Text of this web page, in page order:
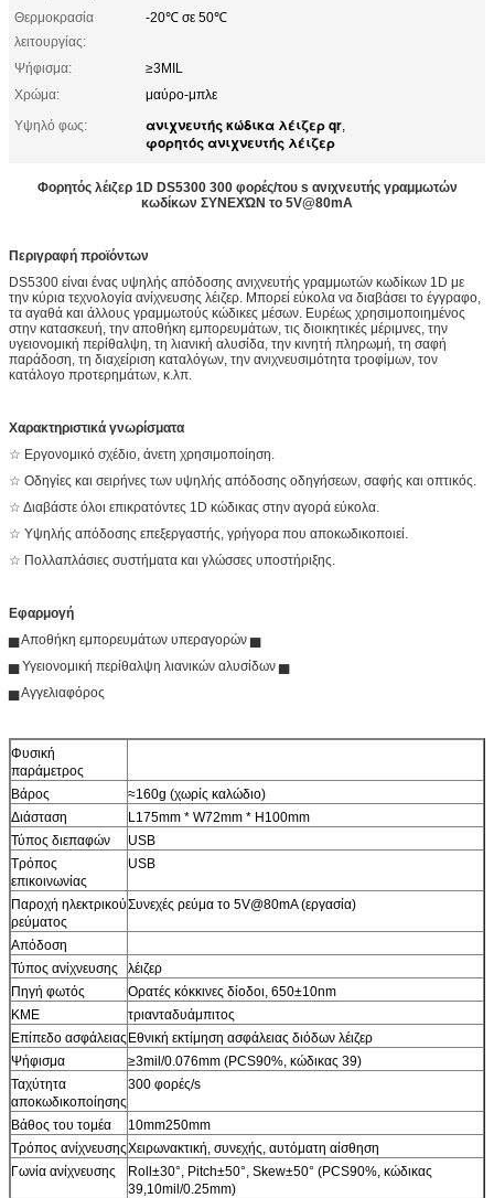
Θερμοκρασία
λειτουργίας:
-20℃ σε 50℃
Ψήφισμα:
≥3MIL
Χρώμα:
μαύρο-μπλε
Υψηλό φως:
ανιχνευτής κώδικα λέιζερ qr,
φορητός ανιχνευτής λέιζερ
Φορητός λέιζερ 1D DS5300 300 φορές/του s ανιχνευτής γραμμωτών
κωδίκων ΣΥΝΕΧΏΝ το 5V@80mA
Περιγραφή προϊόντων
DS5300 είναι ένας υψηλής απόδοσης ανιχνευτής γραμμωτών κωδίκων 1D με
την κύρια τεχνολογία ανίχνευσης λέιζερ. Μπορεί εύκολα να διαβάσει το έγγραφο,
τα αγαθά και άλλους γραμμωτούς κώδικες μέσων. Ευρέως χρησιμοποιημένος
στην κατασκευή, την αποθήκη εμπορευμάτων, τις διοικητικές μέριμνες, την
υγειονομική περίθαλψη, τη λιανική αλυσίδα, την κινητή πληρωμή, τη σαφή
παράδοση, τη διαχείριση καταλόγων, την ανιχνευσιμότητα τροφίμων, τον
κατάλογο προτερημάτων, κ.λπ.
Χαρακτηριστικά γνωρίσματα
☆ Εργονομικό σχέδιο, άνετη χρησιμοποίηση.
☆ Οδηγίες και σειρήνες των υψηλής απόδοσης οδηγήσεων, σαφής και οπτικός.
☆ Διαβάστε όλοι επικρατόντες 1D κώδικας στην αγορά εύκολα.
☆ Υψηλής απόδοσης επεξεργαστής, γρήγορα που αποκωδικοποιεί.
☆ Πολλαπλάσιες συστήματα και γλώσσες υποστήριξης.
Εφαρμογή
▅ Αποθήκη εμπορευμάτων υπεραγορών ▅
▅ Υγειονομική περίθαλψη λιανικών αλυσίδων ▅
▅ Αγγελιαφόρος
Φυσική
παράμετρος
Βάρος
≈160g (χωρίς καλώδιο)
Διάσταση
L175mm * W72mm * H100mm
Τύπος διεπαφών
USB
Τρόπος
επικοινωνίας
USB
Παροχή ηλεκτρικού
ρεύματος
Συνεχές ρεύμα το 5V@80mA (εργασία)
Απόδοση
Τύπος ανίχνευσης
λέιζερ
Πηγή φωτός
Ορατές κόκκινες δίοδοι, 650±10nm
ΚΜΕ
τριανταδυάμπιτος
Επίπεδο ασφάλειας Εθνική εκτίμηση ασφάλειας διόδων λέιζερ
Ψήφισμα
≥3mil/0.076mm (PCS90%, κώδικας 39)
Ταχύτητα
αποκωδικοποίησης
300 φορές/s
Βάθος του τομέα
10mm250mm
Τρόπος ανίχνευσηςΧειρωνακτική, συνεχής, αυτόματη αίσθηση
Γωνία ανίχνευσης
Roll±30°, Pitch±50°, Skew±50° (PCS90%, κώδικας
39,10mil/0.25mm)